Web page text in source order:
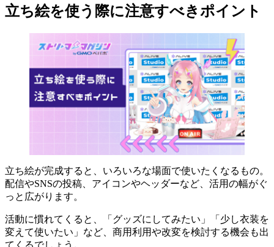
立ち絵を使う際に注意すべきポイント
立ち絵が完成すると、いろいろな場面で使いたくなるもの。
配信やSNSの投稿、アイコンやヘッダーなど、活用の幅がぐ
っと広がります。
活動に慣れてくると、「グッズにしてみたい」「少し衣装を
変えて使いたい」など、商用利用や改変を検討する機会も出
てくるでしょう。